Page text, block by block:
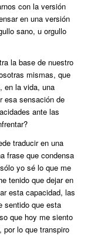
con la versión
en una versión
sano, u orgullo
la base de nuestro
mismas, que
en la vida, una
esa sensación de
ante las
traducir en una
frase que condensa
yo sé lo que me
tenido que dejar en
esta capacidad, las
sentido que esta
que hoy me siento
por lo que transpiro